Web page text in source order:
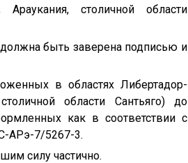
Араукания, столичной области
быть заверена подписью и
в областях Либертадор-
области Сантьяго) до
как в соответствии с
АРэ-7/5267-3.
силу частично.